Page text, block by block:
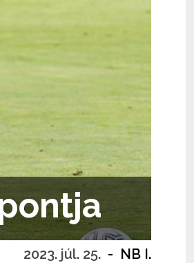
2023. júl. 25. - NB I.